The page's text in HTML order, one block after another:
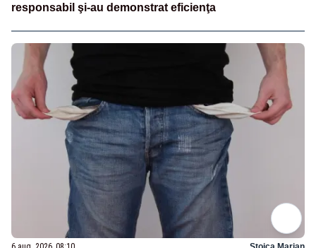
responsabil şi-au demonstrat eficienţa